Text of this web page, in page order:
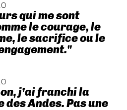
qui me sont
le courage, le
le sacrifice ou le
j’ai franchi la
Andes. Pas une